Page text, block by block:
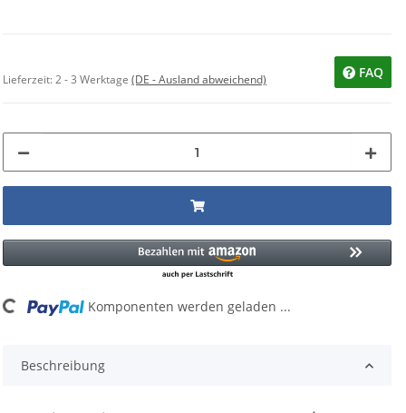
Lieferzeit:2 - 3 Werktage(DE - Ausland abweichend) FAQ
Komponenten werden geladen ...
Beschreibung